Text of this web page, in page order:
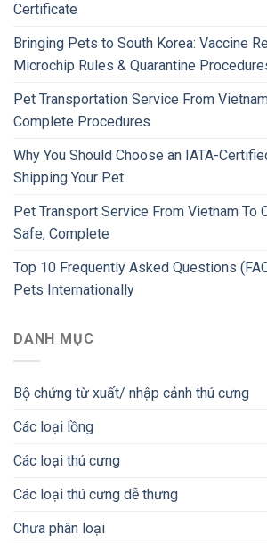
Certificate
Bringing Pets to South Korea: Vaccine
Microchip Rules & Quarantine
Pet Transportation Service From
Complete Procedures
Why You Should Choose an IATA-
Shipping Your Pet
Pet Transport Service From Vietnam To
Safe, Complete
Top 10 Frequently Asked Questions
Pets Internationally
DANH MỤC
Bộ chứng từ xuất/ nhập cảnh thú cưng
Các loại lồng
Các loại thú cưng
Các loại thú cưng dễ thưng
Chưa phân loại